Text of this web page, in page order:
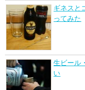
ギネスと
ってみた
生ビール
い